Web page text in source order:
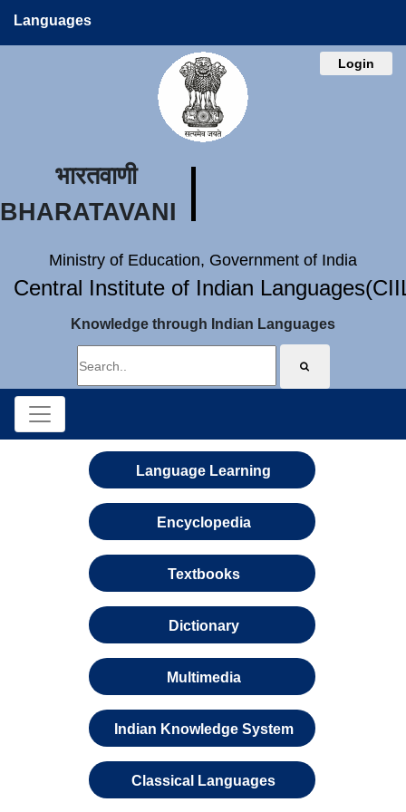
Languages
Login
भारतवाणी
BHARATAVANI
Ministry of Education, Government of India
Central Institute of Indian
Knowledge through Indian Languages
Language Learning
Encyclopedia
Textbooks
Dictionary
Multimedia
Indian Knowledge System
Classical Languages